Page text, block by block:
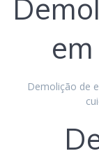
Demolição de